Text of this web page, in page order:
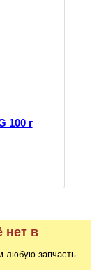
100 г
нет в
любую запчасть